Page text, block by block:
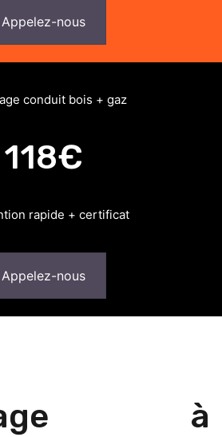
Appelez-nous
conduit bois + gaz
118€
rapide + certificat
Appelez-nous
à